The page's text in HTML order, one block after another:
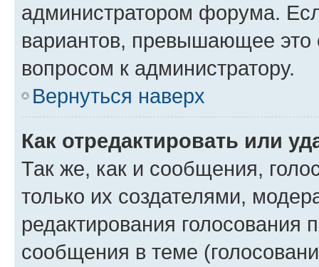
администратором форума.
вариантов, превышающее это
вопросом к администратору.
Вернуться наверх
Как отредактировать или
Так же, как и сообщения,
только их создателями,
редактирования голосования
сообщения в теме